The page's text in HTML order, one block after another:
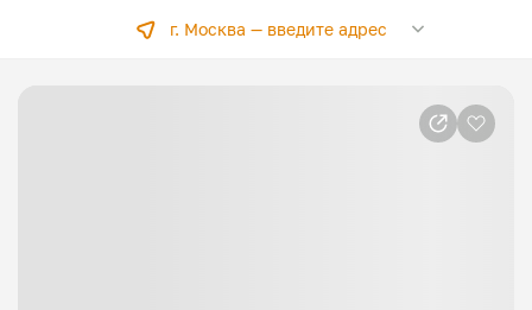
г. Москва —введите адрес